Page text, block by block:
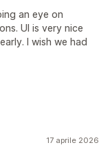
an eye on
UI is very nice
I wish we had
17 aprile 2026